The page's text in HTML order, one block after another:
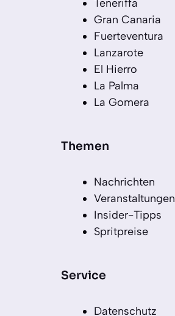
Teneriffa
Gran Canaria
Fuerteventura
Lanzarote
El Hierro
La Palma
La Gomera
Themen
Nachrichten
Veranstaltungen
Insider-Tipps
Spritpreise
Service
Datenschutz